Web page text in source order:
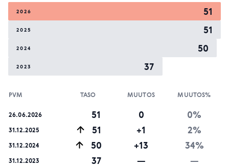
2026 51
2025 51
2024 50
2023 37
PVM TASO MUUTOS MUUTOS%
26.06.2026 51 0 0%
31.12.2025 51 +1 2%
31.12.2024 50 +13 34%
31.12.2023 37 — —